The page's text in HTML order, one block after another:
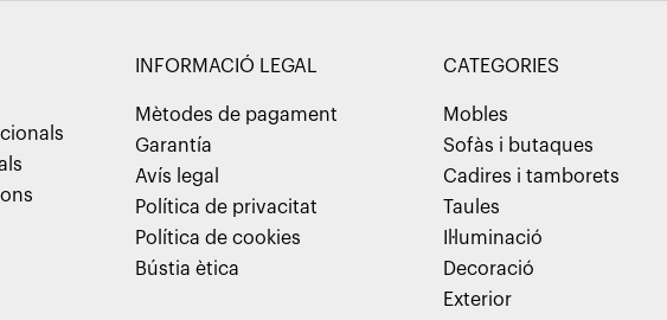
INFORMACIÓ LEGAL
Mètodes de pagament
Garantía
Avís legal
Política de privacitat
Política de cookies
Bústia ètica
CATEGORIES
Mobles
Sofàs i butaques
Cadires i tamborets
Taules
Il·luminació
Decoració
Exterior